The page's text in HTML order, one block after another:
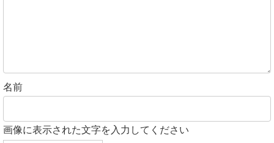
名前
画像に表示された文字を入力してください